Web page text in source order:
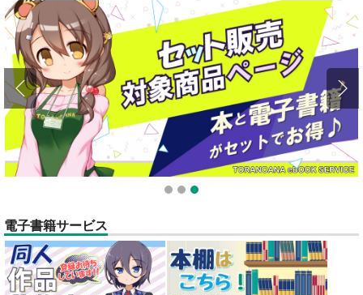
1 2 3
電子書籍サービス